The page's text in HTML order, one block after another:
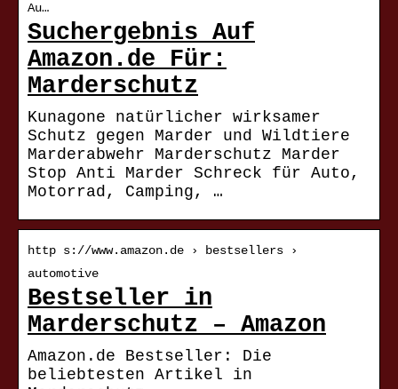
Au…
Suchergebnis Auf
Amazon.de Für:
Marderschutz
Kunagone natürlicher wirksamer
Schutz gegen Marder und Wildtiere
Marderabwehr Marderschutz Marder
Stop Anti Marder Schreck für Auto,
Motorrad, Camping, …
http s://www.amazon.de › bestsellers ›
automotive
Bestseller in
Marderschutz – Amazon
Amazon.de Bestseller: Die
beliebtesten Artikel in